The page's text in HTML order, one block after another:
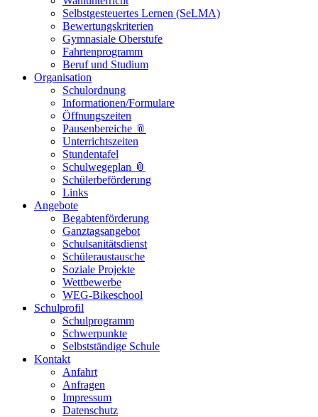
Selbstgesteuertes Lernen (SeLMA)
Bewertungskriterien
Gymnasiale Oberstufe
Fahrtenprogramm
Beruf und Studium
Organisation
Schulordnung
Informationen/Formulare
Öffnungszeiten
Pausenbereiche 📎
Unterrichtszeiten
Stundentafel
Schulwegeplan 📎
Schülerbeförderung
Links
Angebote
Begabtenförderung
Ganztagsangebot
Schulsanitätsdienst
Schüleraustausche
Soziale Projekte
Wettbewerbe
WEG-Bikeschool
Schulprofil
Schulprogramm
Schwerpunkte
Selbstständige Schule
Kontakt
Anfahrt
Anfragen
Impressum
Datenschutz